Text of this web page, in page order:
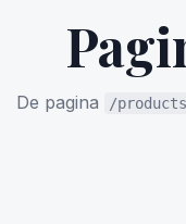
De pagina /